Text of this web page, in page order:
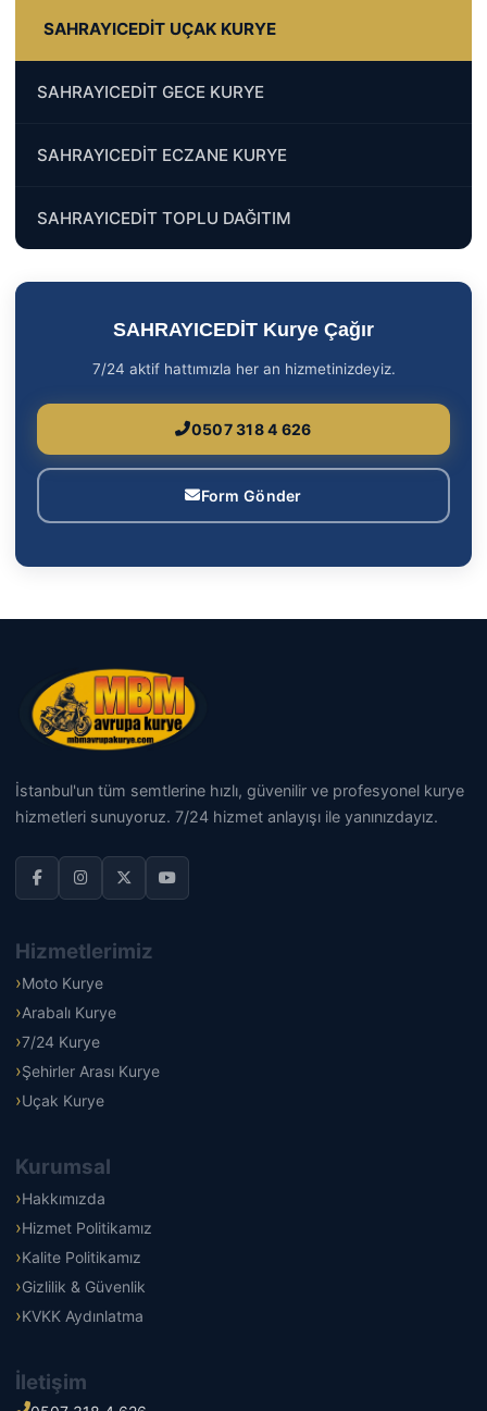
SAHRAYICEDİT UÇAK KURYE
SAHRAYICEDİT GECE KURYE
SAHRAYICEDİT ECZANE KURYE
SAHRAYICEDİT TOPLU DAĞITIM
SAHRAYICEDİT Kurye Çağır
7/24 aktif hattımızla her an hizmetinizdeyiz.
0507 318 4 626
Form Gönder
İstanbul'un tüm semtlerine hızlı, güvenilir ve profesyonel kurye
hizmetleri sunuyoruz. 7/24 hizmet anlayışı ile yanınızdayız.
Hizmetlerimiz
Moto Kurye
Arabalı Kurye
7/24 Kurye
Şehirler Arası Kurye
Uçak Kurye
Kurumsal
Hakkımızda
Hizmet Politikamız
Kalite Politikamız
Gizlilik & Güvenlik
KVKK Aydınlatma
İletişim